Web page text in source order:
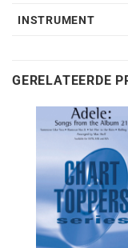
INSTRUMENT
GERELATEERDE